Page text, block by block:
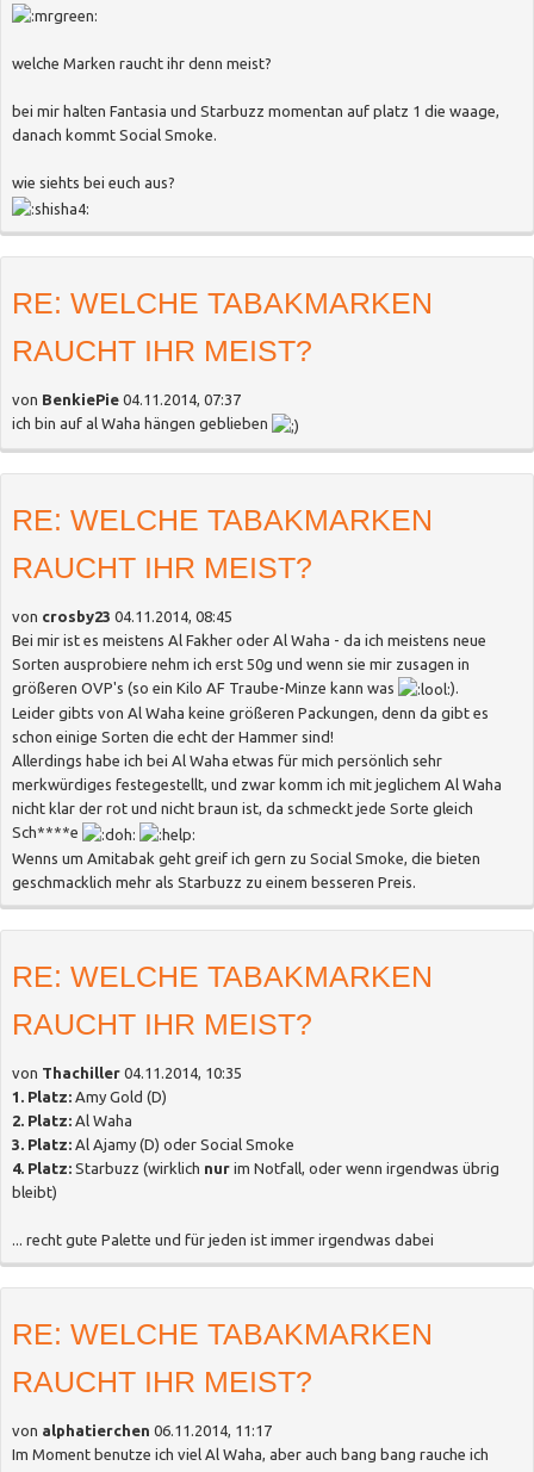
welche Marken raucht ihr denn meist?
bei mir halten Fantasia und Starbuzz momentan auf platz 1 die waage,
danach kommt Social Smoke.
wie siehts bei euch aus?
RE: WELCHE TABAKMARKEN
RAUCHT IHR MEIST?
von BenkiePie 04.11.2014, 07:37
ich bin auf al Waha hängen geblieben
RE: WELCHE TABAKMARKEN
RAUCHT IHR MEIST?
von crosby23 04.11.2014, 08:45
Bei mir ist es meistens Al Fakher oder Al Waha - da ich meistens neue
Sorten ausprobiere nehm ich erst 50g und wenn sie mir zusagen in
größeren OVP's (so ein Kilo AF Traube-Minze kann was
).
Leider gibts von Al Waha keine größeren Packungen, denn da gibt es
schon einige Sorten die echt der Hammer sind!
Allerdings habe ich bei Al Waha etwas für mich persönlich sehr
merkwürdiges festegestellt, und zwar komm ich mit jeglichem Al Waha
nicht klar der rot und nicht braun ist, da schmeckt jede Sorte gleich
Sch****e
Wenns um Amitabak geht greif ich gern zu Social Smoke, die bieten
geschmacklich mehr als Starbuzz zu einem besseren Preis.
RE: WELCHE TABAKMARKEN
RAUCHT IHR MEIST?
von Thachiller 04.11.2014, 10:35
1. Platz: Amy Gold (D)
2. Platz: Al Waha
3. Platz: Al Ajamy (D) oder Social Smoke
4. Platz: Starbuzz (wirklich nur im Notfall, oder wenn irgendwas übrig
bleibt)
... recht gute Palette und für jeden ist immer irgendwas dabei
RE: WELCHE TABAKMARKEN
RAUCHT IHR MEIST?
von alphatierchen 06.11.2014, 11:17
Im Moment benutze ich viel Al Waha, aber auch bang bang rauche ich